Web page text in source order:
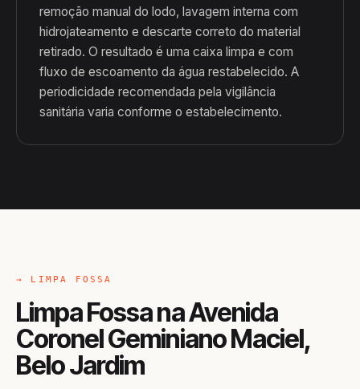
remoção manual do lodo, lavagem interna com
hidrojateamento e descarte correto do material
retirado. O resultado é uma caixa limpa e com
fluxo de escoamento da água restabelecido. A
periodicidade recomendada pela vigilância
sanitária varia conforme o estabelecimento.
→ LIMPA FOSSA
Limpa Fossa na Avenida
Coronel Geminiano Maciel,
Belo Jardim